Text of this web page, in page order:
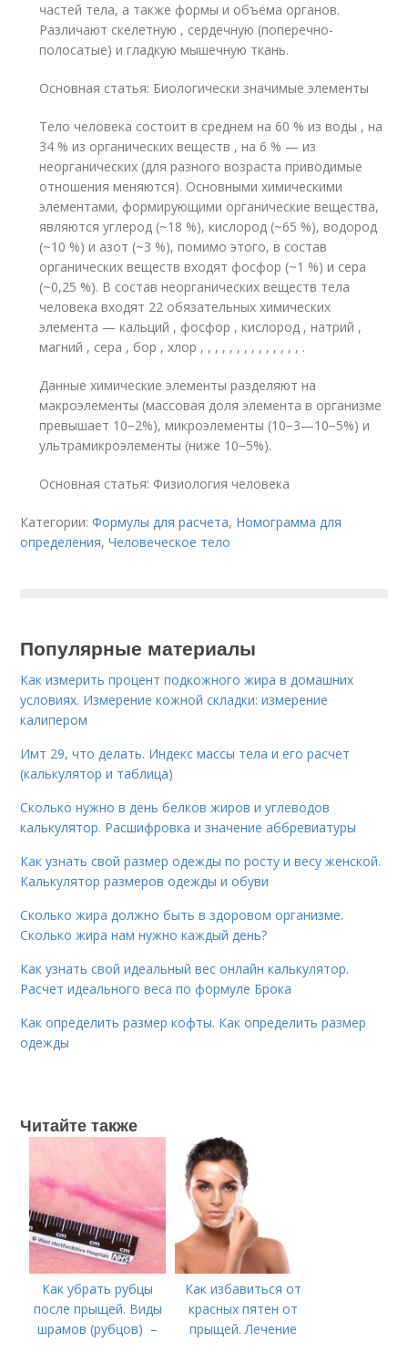
частей тела, а также формы и объёма органов.
Различают скелетную , сердечную (поперечно-
полосатые) и гладкую мышечную ткань.
Основная статья: Биологически значимые элементы
Тело человека состоит в среднем на 60 % из воды , на
34 % из органических веществ , на 6 % — из
неорганических (для разного возраста приводимые
отношения меняются). Основными химическими
элементами, формирующими органические вещества,
являются углерод (~18 %), кислород (~65 %), водород
(~10 %) и азот (~3 %), помимо этого, в состав
органических веществ входят фосфор (~1 %) и сера
(~0,25 %). В состав неорганических веществ тела
человека входят 22 обязательных химических
элемента — кальций , фосфор , кислород , натрий ,
магний , сера , бор , хлор , , , , , , , , , , , , , , .
Данные химические элементы разделяют на
макроэлементы (массовая доля элемента в организме
превышает 10−2%), микроэлементы (10−3—10−5%) и
ультрамикроэлементы (ниже 10−5%).
Основная статья: Физиология человека
Категории:Формулы для расчета, Номограмма для
определения,Человеческое тело
Популярные материалы
Как измерить процент подкожного жира в домашних
условиях. Измерение кожной складки: измерение
калипером
Имт 29, что делать. Индекс массы тела и его расчет
(калькулятор и таблица)
Сколько нужно в день белков жиров и углеводов
калькулятор. Расшифровка и значение аббревиатуры
Как узнать свой размер одежды по росту и весу женской.
Калькулятор размеров одежды и обуви
Сколько жира должно быть в здоровом организме.
Сколько жира нам нужно каждый день?
Как узнать свой идеальный вес онлайн калькулятор.
Расчет идеального веса по формуле Брока
Как определить размер кофты. Как определить размер
одежды
Читайте также
Как убрать рубцы
после прыщей. Виды
шрамов (рубцов) –
Как избавиться от
красных пятен от
прыщей. Лечение